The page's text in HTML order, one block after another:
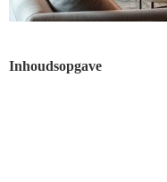
Inhoudsopgave